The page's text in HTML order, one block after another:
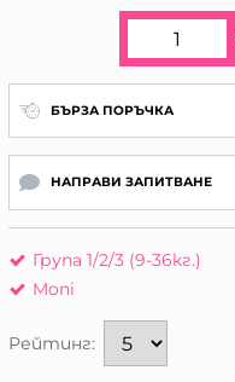
БЪРЗА ПОРЪЧКА
НАПРАВИ ЗАПИТВАНЕ
Група 1/2/3 (9-36кг.)
Moni
Рейтинг: